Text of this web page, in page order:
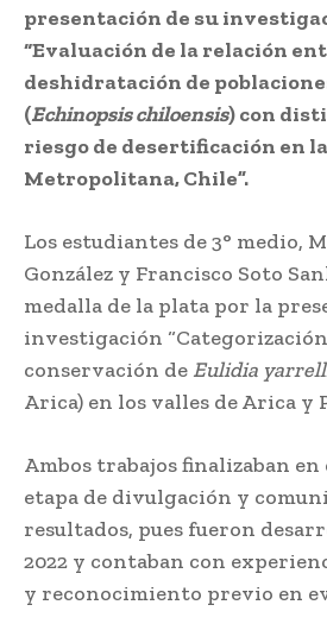
presentación de su
“Evaluación de la relación
deshidratación de
(Echinopsis chiloensis) con
riesgo de desertificación en
Metropolitana, Chile”.
Los estudiantes de 3° medio,
González y Francisco Soto
medalla de la plata por la
investigación
conservación de Eulidia
Arica) en los valles de Arica y
Ambos trabajos finalizaban
etapa de divulgación y
resultados, pues fueron
2022 y contaban con
y reconocimiento previo en